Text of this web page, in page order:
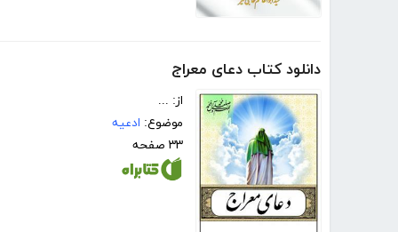
دانلود کتاب دعای معراج
از: ...
موضوع: ادعیه
۳۳ صفحه